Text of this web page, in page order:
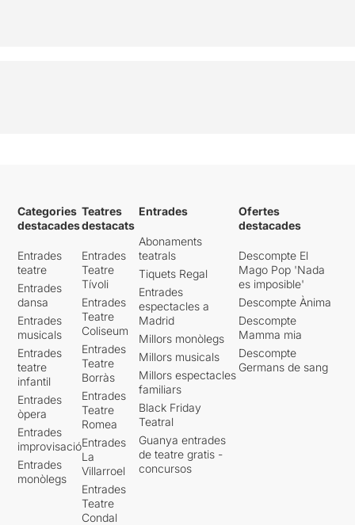
Categories
destacades
Entrades
teatre
Entrades
dansa
Entrades
musicals
Entrades
teatre
infantil
Entrades
òpera
Entrades
improvisació
Entrades
monòlegs
Teatres
destacats
Entrades
Teatre
Tívoli
Entrades
Teatre
Coliseum
Entrades
Teatre
Borràs
Entrades
Teatre
Romea
Entrades
La
Villarroel
Entrades
Teatre
Condal
Entrades
Abonaments
teatrals
Tiquets Regal
Entrades
espectacles a
Madrid
Millors monòlegs
Millors musicals
Millors espectacles
familiars
Black Friday
Teatral
Guanya entrades
de teatre gratis -
concursos
Ofertes
destacades
Descompte El
Mago Pop 'Nada
es imposible'
Descompte Ànima
Descompte
Mamma mia
Descompte
Germans de sang